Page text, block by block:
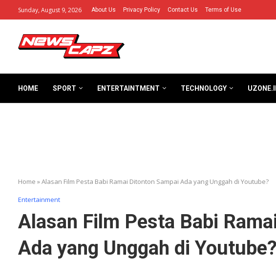
Sunday, August 9, 2026 About Us Privacy Policy Contact Us Terms of Use
HOME SPORT ENTERTAINTMENT TECHNOLOGY
Home »Alasan Film Pesta Babi Ramai Ditonton Sampai Ada yang Unggah di Youtube?
Entertainment
Alasan Film Pesta Babi
Ada yang Unggah di Youtube?